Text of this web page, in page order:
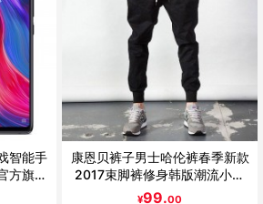
智能手
方旗舰
康恩贝裤子男士哈伦裤春季新款
2017束脚裤修身韩版潮流小脚
裤男裤休闲裤 弹力
¥99.00